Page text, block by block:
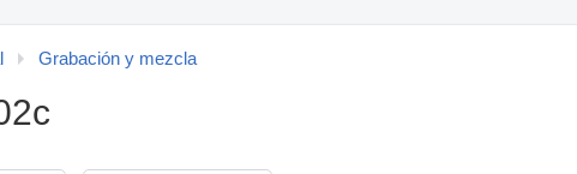
Grabación y mezcla